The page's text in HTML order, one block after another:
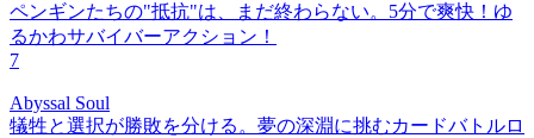
ペンギンたちの"抵抗"は、まだ終わらない。5分で爽快！ゆ
るかわサバイバーアクション！
7
Abyssal Soul
犠牲と選択が勝敗を分ける。夢の深淵に挑むカードバトルロ